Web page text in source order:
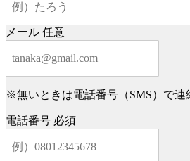
メール 任意
※無いときは電話番号（SMS）で連
電話番号 必須